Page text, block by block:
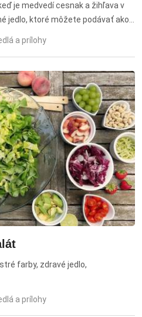
je medvedí cesnak a žihľava v
jedlo, ktoré môžete podávať ako
krupoto, medvedi cesnak,
biele vino, mascarpone, pesto,
olivovy olej
a prílohy
farby, zdravé jedlo,
a prílohy